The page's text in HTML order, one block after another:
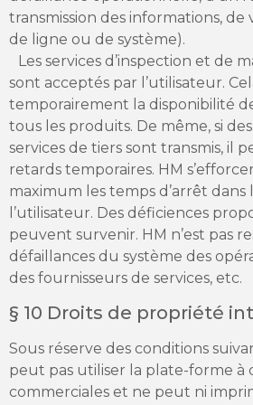
transmission des informations, de
de ligne ou de système).
Les services d’inspection et de
sont acceptés par l’utilisateur.
temporairement la disponibilité
tous les produits. De même, si
services de tiers sont transmis, il
retards temporaires. HM
maximum les temps d’arrêt dans
l’utilisateur. Des déficiences
peuvent survenir. HM n’est pas
défaillances du système des
des fournisseurs de services, etc.
§ 10 Droits de propriété
Sous réserve des conditions
peut pas utiliser la plate-forme à
commerciales et ne peut ni